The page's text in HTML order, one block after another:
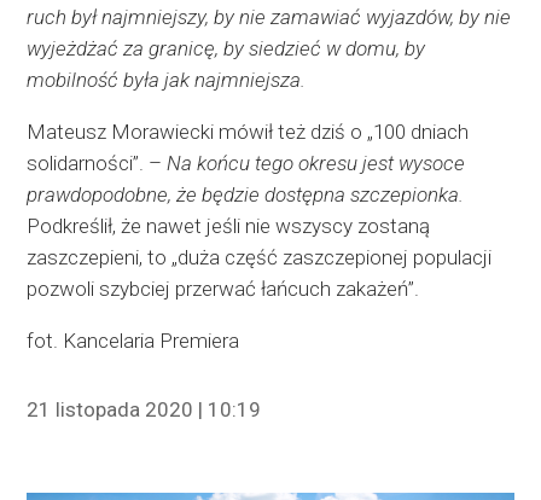
ruch był najmniejszy, by nie zamawiać wyjazdów, by nie
wyjeżdżać za granicę, by siedzieć w domu, by
mobilność była jak najmniejsza.
Mateusz Morawiecki mówił też dziś o „100 dniach
solidarności”. – Na końcu tego okresu jest wysoce
prawdopodobne, że będzie dostępna szczepionka.
Podkreślił, że nawet jeśli nie wszyscy zostaną
zaszczepieni, to „duża część zaszczepionej populacji
pozwoli szybciej przerwać łańcuch zakażeń”.
fot. Kancelaria Premiera
21 listopada 2020 | 10:19